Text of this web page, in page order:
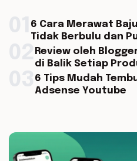
6 Cara Merawat
Tidak Berbulu dan
Review oleh
di Balik Setiap
6 Tips Mudah
Adsense Youtube